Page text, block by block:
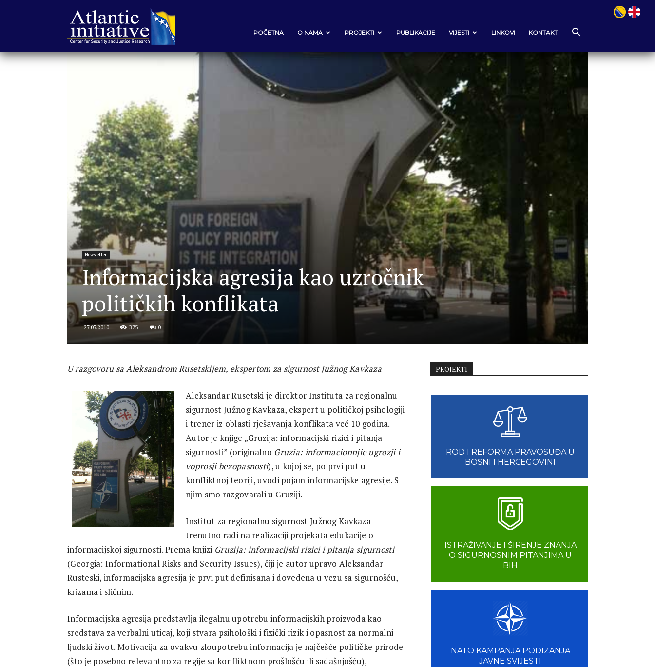
Center
for
Security
Research
POČETNA O NAMA PROJEKTI PUBLIKACIJE VIJESTI LINKOVI KONTAKT
Newsletter
Informacijska agresija kao uzročnik
političkih konflikata
27.07.2010 375 0
U razgovoru sa Aleksandrom Rusetskijem, ekspertom za sigurnost Južnog Kavkaza
Aleksandar Rusetski je direktor Instituta za regionalnu
sigurnost Južnog Kavkaza, ekspert u političkoj psihologiji
i trener iz oblasti rješavanja konflikata već 10 godina.
Autor je knjige „Gruzija: informacijski rizici i pitanja
sigurnosti” (originalno Gruzia: informacionnjie ugrozji i
voprosji bezopasnosti), u kojoj se, po prvi put u
konfliktnoj teoriji, uvodi pojam informacijske agresije. S
njim smo razgovarali u Gruziji.
Institut za regionalnu sigurnost Južnog Kavkaza
trenutno radi na realizaciji projekata edukacije o
informacijskoj sigurnosti. Prema knjizi Gruzija: informacijski rizici i pitanja sigurnosti
(Georgia: Informational Risks and Security Issues), čiji je autor upravo Aleksandar
Rusteski, informacijska agresija je prvi put definisana i dovedena u vezu sa sigurnošću,
krizama i sličnim.
Informacijska agresija predstavlja ilegalnu upotrebu informacijskih proizvoda kao
sredstava za verbalni uticaj, koji stvara psihološki i fizički rizik i opasnost za normalni
ljudski život. Motivacija za ovakvu zloupotrebu informacija je najčešće političke prirode
(što je posebno relevantno za regije sa konfliktnom prošlošću ili sadašnjošću),
PROJEKTI
ROD I REFORMA PRAVOSUĐA U
BOSNI I HERCEGOVINI
ISTRAŽIVANJE I ŠIRENJE ZNANJA
O SIGURNOSNIM PITANJIMA U
BIH
NATO KAMPANJA PODIZANJA
JAVNE SVIJESTI